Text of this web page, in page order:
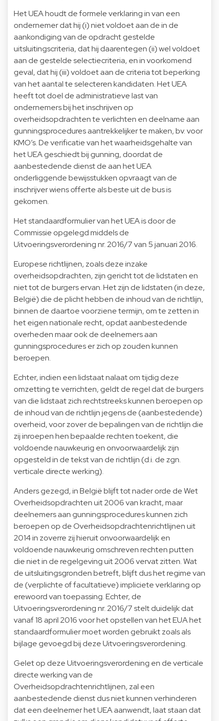
Het UEA houdt de formele verklaring in van een
ondernemer dat hij (i) niet voldoet aan de in de
aankondiging van de opdracht gestelde
uitsluitingscriteria, dat hij daarentegen (ii) wel voldoet
aan de gestelde selectiecriteria, en in voorkomend
geval, dat hij (iii) voldoet aan de criteria tot beperking
van het aantal te selecteren kandidaten. Het UEA
heeft tot doel de administratieve last van
ondernemers bij het inschrijven op
overheidsopdrachten te verlichten en deelname aan
gunningsprocedures aantrekkelijker te maken, bv. voor
KMO’s. De verificatie van het waarheidsgehalte van
het UEA geschiedt bij gunning, doordat de
aanbestedende dienst de aan het UEA
onderliggende bewijsstukken opvraagt van de
inschrijver wiens offerte als beste uit de bus is
gekomen.
Het standaardformulier van het UEA is door de
Commissie opgelegd middels de
Uitvoeringsverordening nr. 2016/7 van 5 januari 2016.
Europese richtlijnen, zoals deze inzake
overheidsopdrachten, zijn gericht tot de lidstaten en
niet tot de burgers ervan. Het zijn de lidstaten (in deze,
België) die de plicht hebben de inhoud van de richtlijn,
binnen de daartoe voorziene termijn, om te zetten in
het eigen nationale recht, opdat aanbestedende
overheden maar ook de deelnemers aan
gunningsprocedures er zich op zouden kunnen
beroepen.
Echter, indien een lidstaat nalaat om tijdig deze
omzetting te verrichten, geldt de regel dat de burgers
van die lidstaat zich rechtstreeks kunnen beroepen op
de inhoud van de richtlijn jegens de (aanbestedende)
overheid, voor zover de bepalingen van de richtlijn die
zij inroepen hen bepaalde rechten toekent, die
voldoende nauwkeurig en onvoorwaardelijk zijn
opgesteld in de tekst van de richtlijn (d.i. de zgn.
verticale directe werking).
Anders gezegd, in België blijft tot nader orde de Wet
Overheidsopdrachten uit 2006 van kracht, maar
deelnemers aan gunningsprocedures kunnen zich
beroepen op de Overheidsopdrachtenrichtlijnen uit
2014 in zoverre zij hieruit onvoorwaardelijk en
voldoende nauwkeurig omschreven rechten putten
die niet in de regelgeving uit 2006 vervat zitten. Wat
de uitsluitingsgronden betreft, blijft dus het regime van
de (verplichte of facultatieve) impliciete verklaring op
erewoord van toepassing. Echter, de
Uitvoeringsverordening nr. 2016/7 stelt duidelijk dat
vanaf 18 april 2016 voor het opstellen van het EUA het
standaardformulier moet worden gebruikt zoals als
bijlage gevoegd bij deze Uitvoeringsverordening.
Gelet op deze Uitvoeringsverordening en de verticale
directe werking van de
Overheidsopdrachtenrichtlijnen, zal een
aanbestedende dienst dus niet kunnen verhinderen
dat een deelnemer het UEA aanwendt, laat staan dat